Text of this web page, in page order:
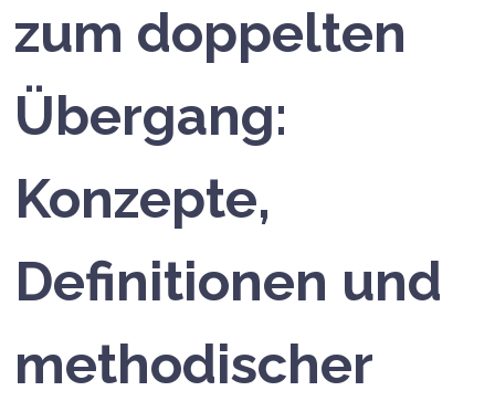
zum doppelten
Übergang:
Konzepte,
Definitionen und
methodischer